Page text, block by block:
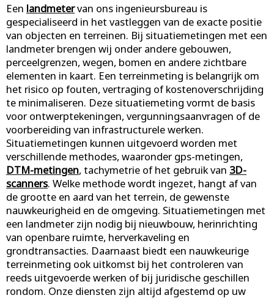
Een landmetervan ons ingenieursbureau is
gespecialiseerd in het vastleggen van de exacte positie
van objecten en terreinen. Bij situatiemetingen met een
landmeter brengen wij onder andere gebouwen,
perceelgrenzen, wegen, bomen en andere zichtbare
elementen in kaart. Een terreinmeting is belangrijk om
het risico op fouten, vertraging of kostenoverschrijding
te minimaliseren. Deze situatiemeting vormt de basis
voor ontwerptekeningen, vergunningsaanvragen of de
voorbereiding van infrastructurele werken.
Situatiemetingen kunnen uitgevoerd worden met
verschillende methodes, waaronder gps-metingen,
DTM-metingen, tachymetrie of het gebruik van 3D-
scanners. Welke methode wordt ingezet, hangt af van
de grootte en aard van het terrein, de gewenste
nauwkeurigheid en de omgeving. Situatiemetingen met
een landmeter zijn nodig bij nieuwbouw, herinrichting
van openbare ruimte, herverkaveling en
grondtransacties. Daarnaast biedt een nauwkeurige
terreinmeting ook uitkomst bij het controleren van
reeds uitgevoerde werken of bij juridische geschillen
rondom. Onze diensten zijn altijd afgestemd op uw